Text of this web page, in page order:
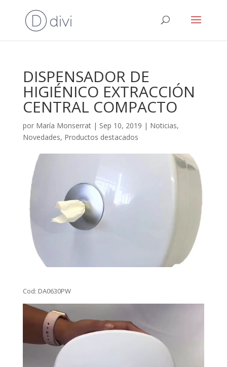
DISPENSADOR DE
HIGIÉNICO EXTRACCIÓN
CENTRAL COMPACTO
por María Monserrat| Sep 10, 2019 | Noticias,
Novedades, Productos destacados
Cod: DA0630PW